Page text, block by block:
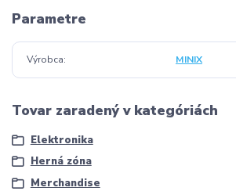
Parametre
Výrobca MINIX
Tovar zaradený v kategóriách
Elektronika
Herná zóna
Merchandise